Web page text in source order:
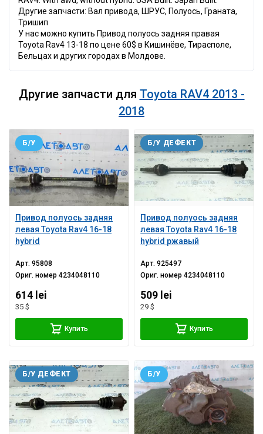
Другие запчасти: Вал привода, ШРУС, Полуось, Граната,
Тришип
У нас можно купить Привод полуось задняя правая
Toyota Rav4 13-18 по цене 60$ в Кишинёве, Тирасполе,
Бельцах и других городах в Молдове.
Другие запчасти для Toyota RAV4 2013 -
2018
Привод полуось задняя
левая Toyota Rav4 16-18
hybrid
Б/У
Арт.95808
Ориг. номер4234048110
614 lei
35 $
Купить
Привод полуось задняя
левая Toyota Rav4 16-18
hybrid ржавый
Б/У ДЕФЕКТ
Арт.925497
Ориг. номер4234048110
509 lei
29 $
Купить
Б/У ДЕФЕКТ Б/У